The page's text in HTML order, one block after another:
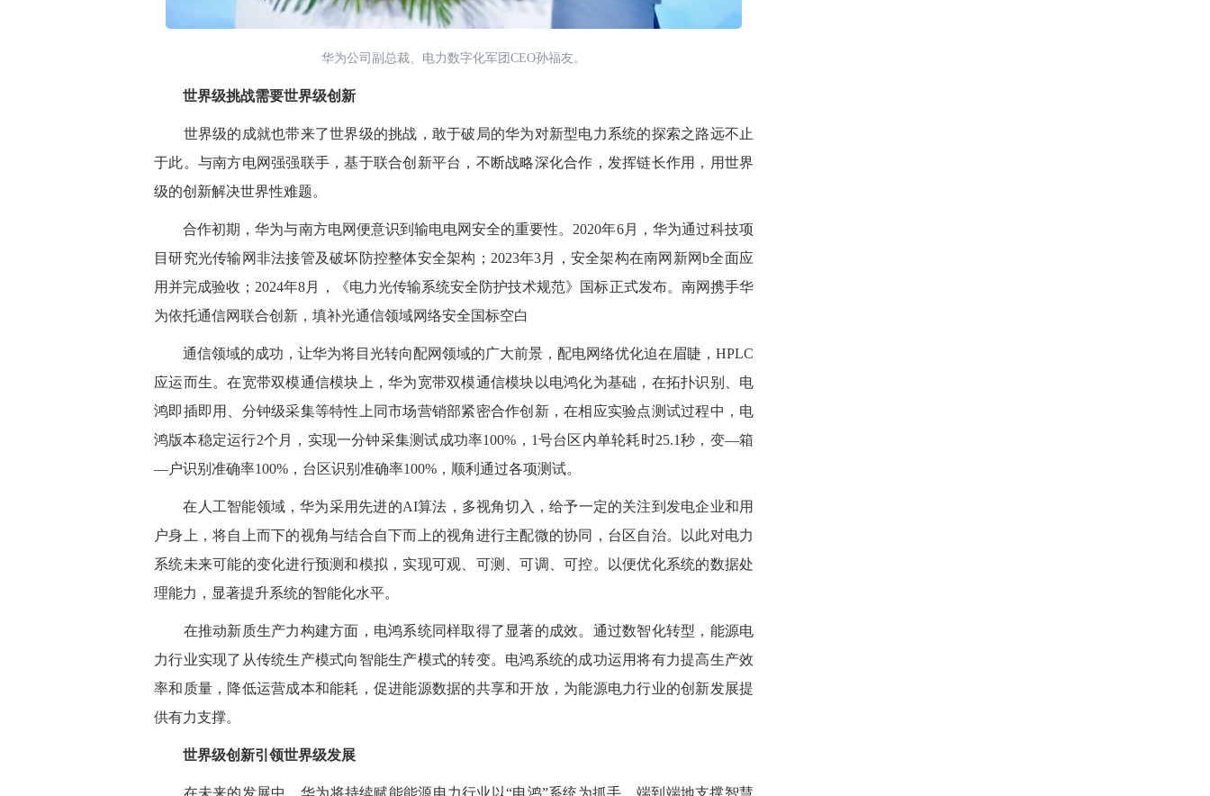
华为公司副总裁、电力数字化军团CEO孙福友。
世界级挑战需要世界级创新
世界级的成就也带来了世界级的挑战，敢于破局的华为对新型电力系统的探索之路远不止
于此。与南方电网强强联手，基于联合创新平台，不断战略深化合作，发挥链长作用，用世界
级的创新解决世界性难题。
合作初期，华为与南方电网便意识到输电电网安全的重要性。2020年6月，华为通过科技项
目研究光传输网非法接管及破坏防控整体安全架构；2023年3月，安全架构在南网新网b全面应
用并完成验收；2024年8月，《电力光传输系统安全防护技术规范》国标正式发布。南网携手华
为依托通信网联合创新，填补光通信领域网络安全国标空白
通信领域的成功，让华为将目光转向配网领域的广大前景，配电网络优化迫在眉睫，HPLC
应运而生。在宽带双模通信模块上，华为宽带双模通信模块以电鸿化为基础，在拓扑识别、电
鸿即插即用、分钟级采集等特性上同市场营销部紧密合作创新，在相应实验点测试过程中，电
鸿版本稳定运行2个月，实现一分钟采集测试成功率100%，1号台区内单轮耗时25.1秒，变—箱
—户识别准确率100%，台区识别准确率100%，顺利通过各项测试。
在人工智能领域，华为采用先进的AI算法，多视角切入，给予一定的关注到发电企业和用
户身上，将自上而下的视角与结合自下而上的视角进行主配微的协同，台区自治。以此对电力
系统未来可能的变化进行预测和模拟，实现可观、可测、可调、可控。以便优化系统的数据处
理能力，显著提升系统的智能化水平。
在推动新质生产力构建方面，电鸿系统同样取得了显著的成效。通过数智化转型，能源电
力行业实现了从传统生产模式向智能生产模式的转变。电鸿系统的成功运用将有力提高生产效
率和质量，降低运营成本和能耗，促进能源数据的共享和开放，为能源电力行业的创新发展提
供有力支撑。
世界级创新引领世界级发展
在未来的发展中，华为将持续赋能能源电力行业以“电鸿”系统为抓手，端到端地支撑智慧